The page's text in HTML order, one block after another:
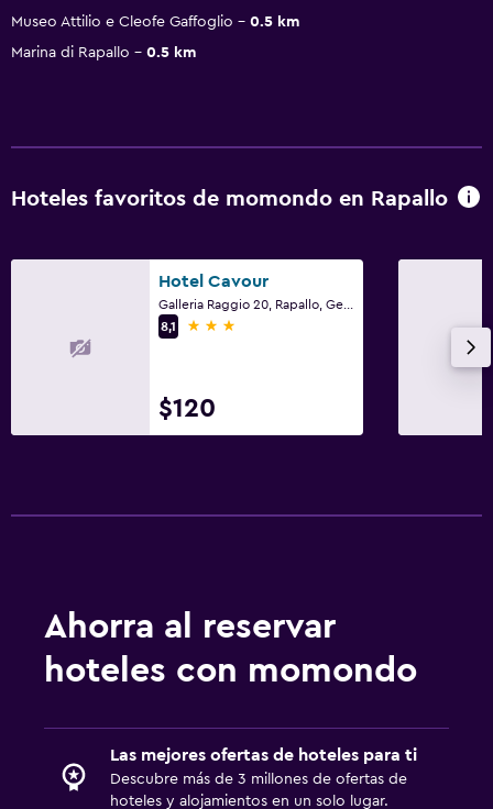
Museo Attilio e Cleofe Gaffoglio
0.5 km
Marina di Rapallo
0.5 km
Hoteles favoritos de momondo en Rapallo
Hotel Cavour
8,1
3 estrellas
$120
Ahorra al reservar
hoteles con momondo
Las mejores ofertas de hoteles para ti
Descubre más de 3 millones de ofertas de
hoteles y alojamientos en un solo lugar.